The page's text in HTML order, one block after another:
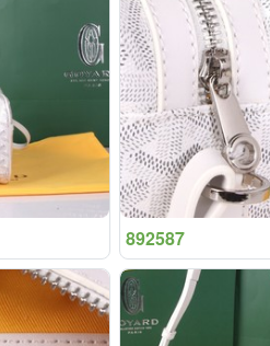
892587